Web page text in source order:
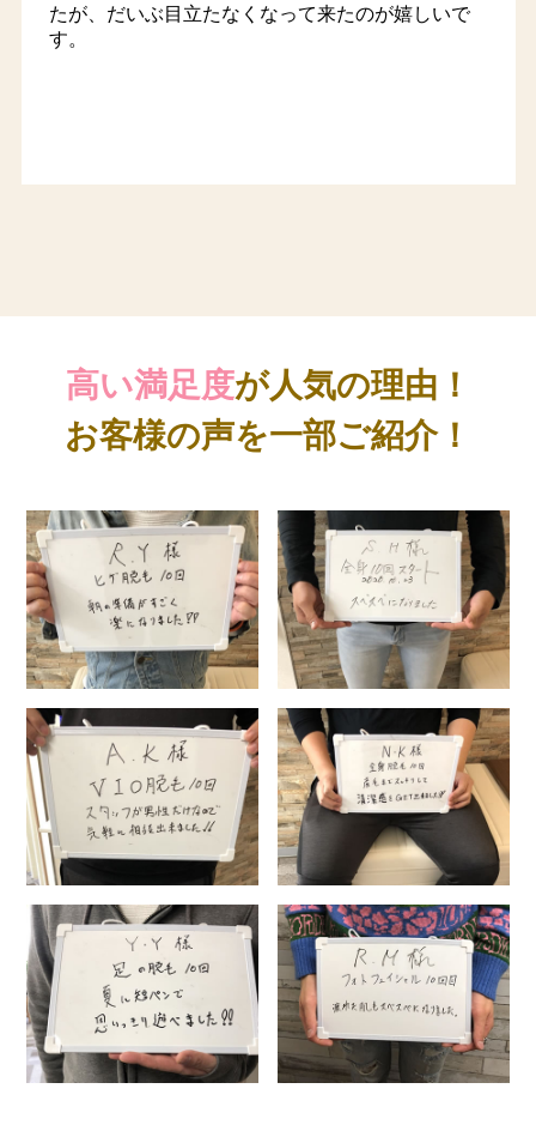
たが、だいぶ目立たなくなって来たのが嬉しいで
す。
高い満足度が人気の理由！
お客様の声を一部ご紹介！